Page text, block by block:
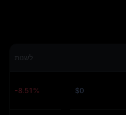
לשנות
$0
-8.51%